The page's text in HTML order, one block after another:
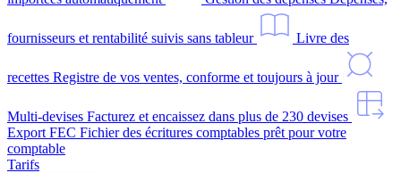
fournisseurs et rentabilité suivis sans tableur Livre des
recettes Registre de vos ventes, conforme et toujours à jour
Multi-devises Facturez et encaissez dans plus de 230 devises
Export FEC Fichier des écritures comptables prêt pour votre
comptable
Tarifs